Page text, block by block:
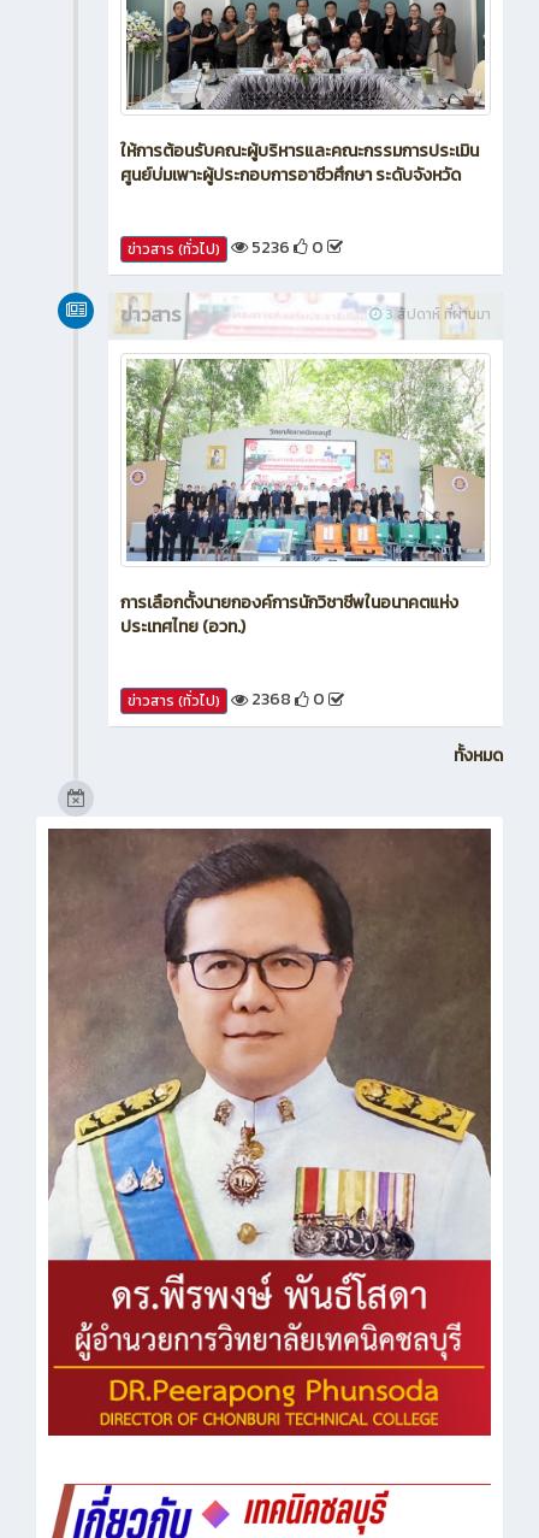
ให้การต้อนรับคณะผู้บริหารและคณะกรรมการประเมิน
5236 0
3 สัปดาห์ ที่ผ่านมา
ข่าวสาร
การเลือกตั้งนายกองค์การนักวิชาชีพในอนาคตแห่ง
2368 0